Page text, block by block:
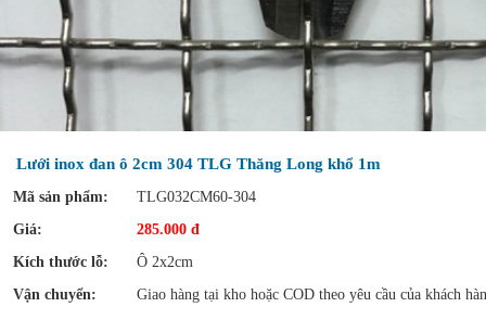
Lưới inox đan ô 2cm 304 TLG Thăng Long khổ 1m
Mã sản phẩm:
TLG032CM60-304
Giá:
285.000 đ
Kích thước lỗ:
Ô 2x2cm
Vận chuyển:
Giao hàng tại kho hoặc COD theo yêu cầu của khách